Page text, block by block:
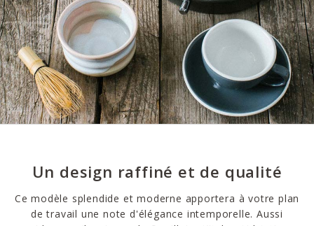
Un design raffiné et de qualité
Ce modèle splendide et moderne apportera à votre plan
de travail une note d'élégance intemporelle. Aussi